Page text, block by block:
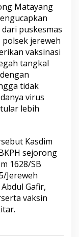
Matayang
puskesmas
jereweh
vaksinasi
tangkal
tidak
virus
lebih
Kasdim
sejorong
1628/SB
Jereweh
Gafir,
vaksin